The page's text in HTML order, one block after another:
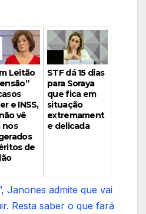
Leitão
e INSS,
vê
nos
de
STF dá 15 dias
para Soraya
que fica em
situação
extremament
e delicada
Janones admite que vai
Resta saber o que fará